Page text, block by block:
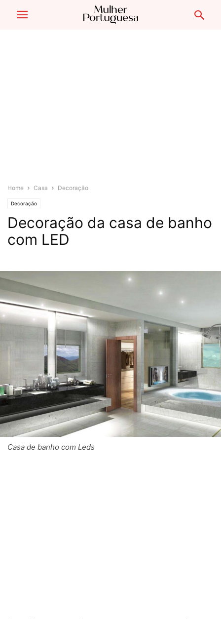
Home Casa Decoração
Decoração
Decoração da casa de banho
com LED
Casa de banho com Leds